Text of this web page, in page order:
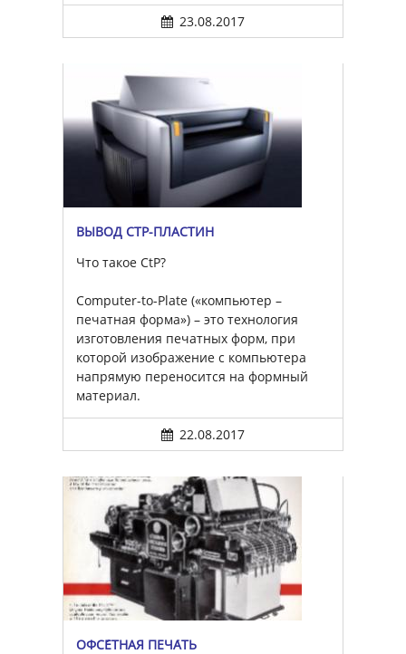
23.08.2017
ВЫВОД CTP-ПЛАСТИН
Что такое CtP?
Computer-to-Plate («компьютер –
печатная форма») – это технология
изготовления печатных форм, при
которой изображение с компьютера
напрямую переносится на формный
материал.
22.08.2017
ОФСЕ́ТНАЯ ПЕЧА́ТЬ